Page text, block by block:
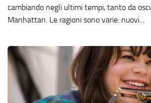
cambiando negli ultimi tempi, tanto da
Manhattan. Le ragioni sono varie: nuovi...